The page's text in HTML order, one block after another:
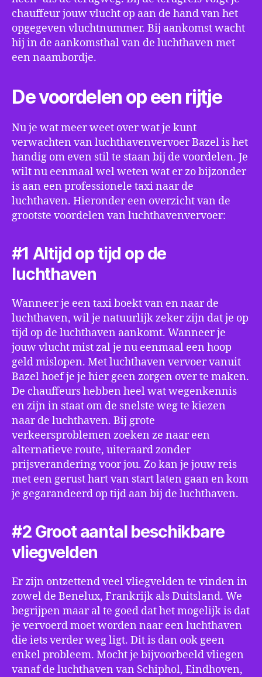
chauffeur jouw vlucht op aan de hand van het
opgegeven vluchtnummer. Bij aankomst wacht
hij in de aankomsthal van de luchthaven met
een naambordje.
De voordelen op een rijtje
Nu je wat meer weet over wat je kunt
verwachten van luchthavenvervoer Bazel is het
handig om even stil te staan bij de voordelen. Je
wilt nu eenmaal wel weten wat er zo bijzonder
is aan een professionele taxi naar de
luchthaven. Hieronder een overzicht van de
grootste voordelen van luchthavenvervoer:
#1 Altijd op tijd op de
luchthaven
Wanneer je een taxi boekt van en naar de
luchthaven, wil je natuurlijk zeker zijn dat je op
tijd op de luchthaven aankomt. Wanneer je
jouw vlucht mist zal je nu eenmaal een hoop
geld mislopen. Met luchthaven vervoer vanuit
Bazel hoef je je hier geen zorgen over te maken.
De chauffeurs hebben heel wat wegenkennis
en zijn in staat om de snelste weg te kiezen
naar de luchthaven. Bij grote
verkeersproblemen zoeken ze naar een
alternatieve route, uiteraard zonder
prijsverandering voor jou. Zo kan je jouw reis
met een gerust hart van start laten gaan en kom
je gegarandeerd op tijd aan bij de luchthaven.
#2 Groot aantal beschikbare
vliegvelden
Er zijn ontzettend veel vliegvelden te vinden in
zowel de Benelux, Frankrijk als Duitsland. We
begrijpen maar al te goed dat het mogelijk is dat
je vervoerd moet worden naar een luchthaven
die iets verder weg ligt. Dit is dan ook geen
enkel probleem. Mocht je bijvoorbeeld vliegen
vanaf de luchthaven van Schiphol, Eindhoven,